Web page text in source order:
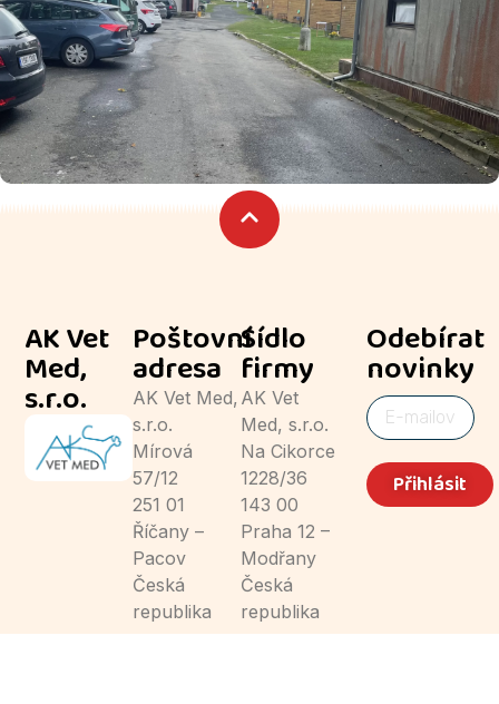
AK Vet
Med,
s.r.o.
Poštovní
adresa
AK Vet Med,
s.r.o.
Mírová
57/12
251 01
Říčany –
Pacov
Česká
republika
Sídlo
firmy
AK Vet
Med, s.r.o.
Na Cikorce
1228/36
143 00
Praha 12 –
Modřany
Česká
republika
Odebírat
novinky
Přihlásit